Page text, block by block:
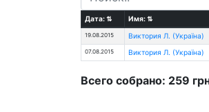
Дата:⇅ Имя:⇅
19.08.2015 Виктория Л. (Україна)
07.08.2015 Виктория Л. (Україна)
Всего собрано: 259